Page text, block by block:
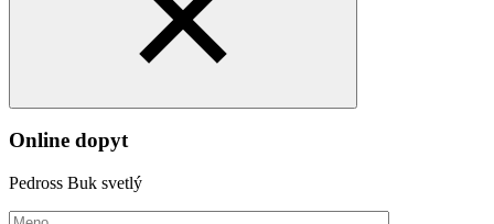
Online dopyt
Pedross Buk svetlý